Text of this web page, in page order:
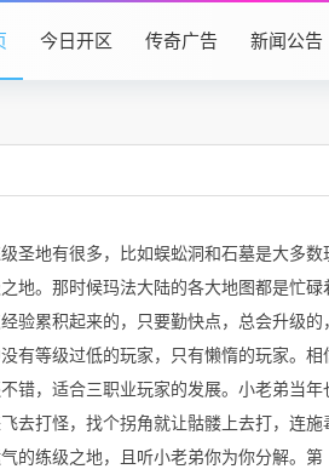
今日开区 传奇广告 新闻公告
圣地有很多，比如蜈蚣洞和石墓是大多数
地。那时候玛法大陆的各大地图都是忙碌
验累积起来的，只要勤快点，总会升级的，
有等级过低的玩家，只有懒惰的玩家。相
错，适合三职业玩家的发展。小老弟当年
去打怪，找个拐角就让骷髅上去打，连施
的练级之地，且听小老弟你为你分解。第